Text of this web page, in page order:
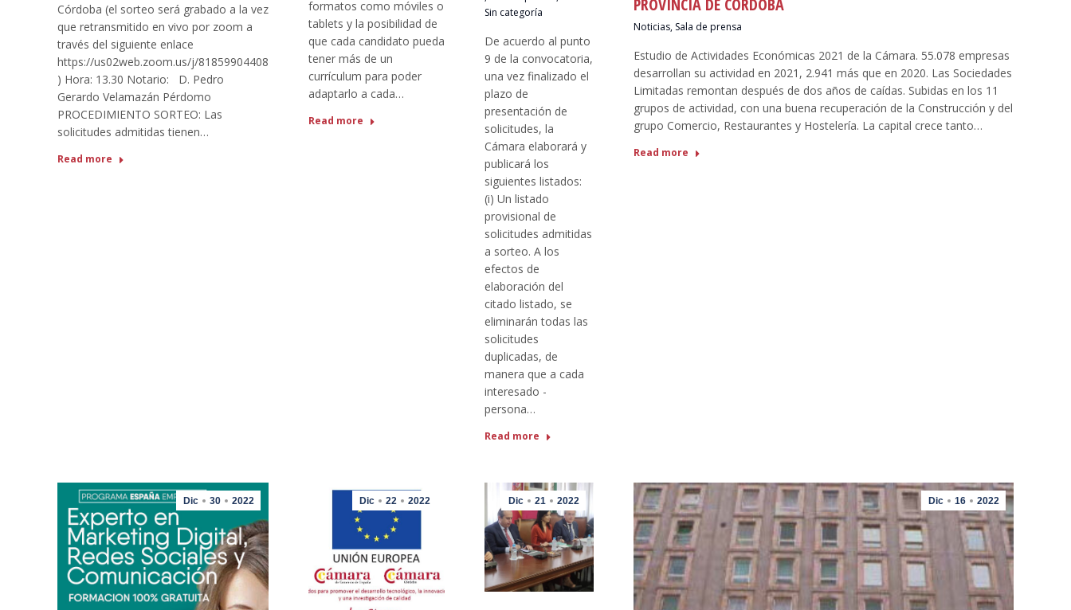
Córdoba (el sorteo será grabado a la vez
que retransmitido en vivo por zoom a
través del siguiente enlace
https://us02web.zoom.us/j/81859904408
) Hora: 13.30 Notario: D. Pedro
Gerardo Velamazán Pérdomo
PROCEDIMIENTO SORTEO: Las
solicitudes admitidas tienen…
Read more
formatos como móviles o
tablets y la posibilidad de
que cada candidato pueda
tener más de un
currículum para poder
adaptarlo a cada…
Read more
Sin categoría
De acuerdo al punto
9 de la convocatoria,
una vez finalizado el
plazo de
presentación de
solicitudes, la
Cámara elaborará y
publicará los
siguientes listados:
(i) Un listado
provisional de
solicitudes admitidas
a sorteo. A los
efectos de
elaboración del
citado listado, se
eliminarán todas las
solicitudes
duplicadas, de
manera que a cada
interesado -
persona…
Read more
PROVINCIA DE CÓRDOBA
Noticias, Sala de prensa
Estudio de Actividades Económicas 2021 de la Cámara. 55.078 empresas
desarrollan su actividad en 2021, 2.941 más que en 2020. Las Sociedades
Limitadas remontan después de dos años de caídas. Subidas en los 11
grupos de actividad, con una buena recuperación de la Construcción y del
grupo Comercio, Restaurantes y Hostelería. La capital crece tanto…
Read more
Dic 30 2022 Dic 22 2022 Dic 21 2022 Dic 16 2022